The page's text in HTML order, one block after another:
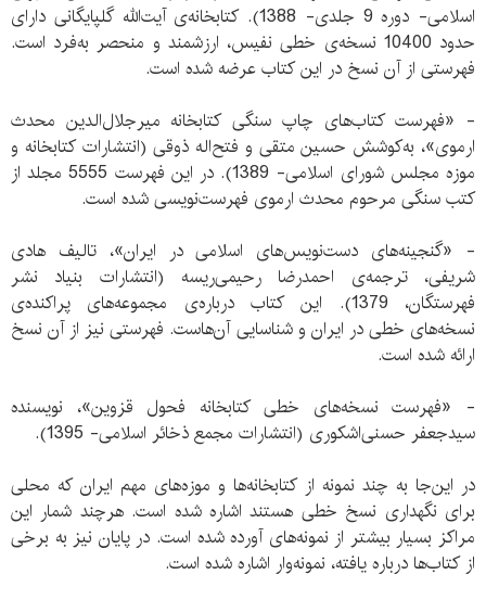
اسلامی- دوره‌ 9 جلدی- 1388). کتابخانه‌ی آیت‌الله گلپایگانی دارای
حدود 10400 نسخه‌ی خطی نفیس، ارزشمند و منحصر به‌فرد است.
فهرستی از آن نسخ در این کتاب عرضه شده است.
- «فهرست کتاب‌های چاپ سنگی کتابخانه میرجلال‌الدین محدث
ارموی»، به‌کوشش حسین متقی و فتح‌اله ذوقی (انتشارات کتابخانه و
موزه مجلس شورای اسلامی- 1389). در این فهرست 5555 مجلد از
کتب سنگی مرحوم محدث ارموی فهرست‌نویسی شده است.
- «گنجینه‌های دست‌نویس‌های اسلامی در ایران»، تالیف هادی
شریفی، ترجمه‌ی احمدرضا رحیمی‌ریسه (انتشارات بنیاد نشر
فهرستگان، 1379). این کتاب درباره‌ی مجموعه‌های پراکنده‌ی
نسخه‌های خطی در ایران و شناسایی آن‌هاست. فهرستی نیز از آن نسخ
ارائه شده است.
- «فهرست نسخه‌های خطی کتابخانه فحول قزوین»، نویسنده
سیدجعفر حسنی‌اشکوری (انتشارات مجمع ذخائر اسلامی- 1395).
در این‌جا به چند نمونه از کتابخانه‌ها و موزه‌های مهم ایران که محلی
برای نگهداری نسخ خطی هستند اشاره شده است. هرچند شمار این
مراکز بسیار بیشتر از نمونه‌های آورده شده است. در پایان نیز به برخی
از کتاب‌ها درباره‌ یافته، نمونه‌وار اشاره شده است.